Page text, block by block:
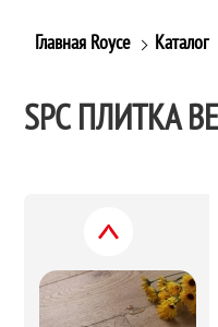
Главная Royce Каталог
SPC ПЛИТКА
Previous